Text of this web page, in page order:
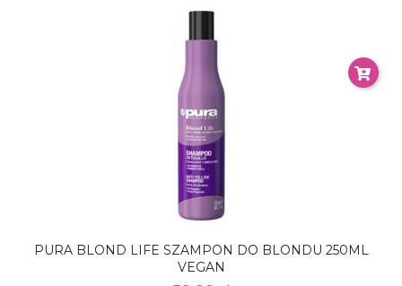
PURA BLOND LIFE SZAMPON DO BLONDU 250ML
VEGAN